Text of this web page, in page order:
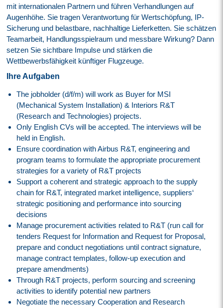
mit internationalen Partnern und führen Verhandlungen auf
Augenhöhe. Sie tragen Verantwortung für Wertschöpfung, IP-
Sicherung und belastbare, nachhaltige Lieferketten. Sie schätzen
Teamarbeit, Handlungsspielraum und messbare Wirkung? Dann
setzen Sie sichtbare Impulse und stärken die
Wettbewerbsfähigkeit künftiger Flugzeuge.
Ihre Aufgaben
The jobholder (d/f/m) will work as Buyer for MSI
(Mechanical System Installation) & Interiors R&T
(Research and Technologies) projects.
Only English CVs will be accepted. The interviews will be
held in English.
Ensure coordination with Airbus R&T, engineering and
program teams to formulate the appropriate procurement
strategies for a variety of R&T projects
Support a coherent and strategic approach to the supply
chain for R&T, integrated market intelligence, suppliers‘
strategic positioning and performance into sourcing
decisions
Manage procurement activities related to R&T (run call for
tenders Request for Information and Request for Proposal,
prepare and conduct negotiations until contract signature,
manage contract templates, follow-up execution and
prepare amendments)
Through R&T projects, perform sourcing and screening
activities to identify potential new partners
Negotiate the necessary Cooperation and Research